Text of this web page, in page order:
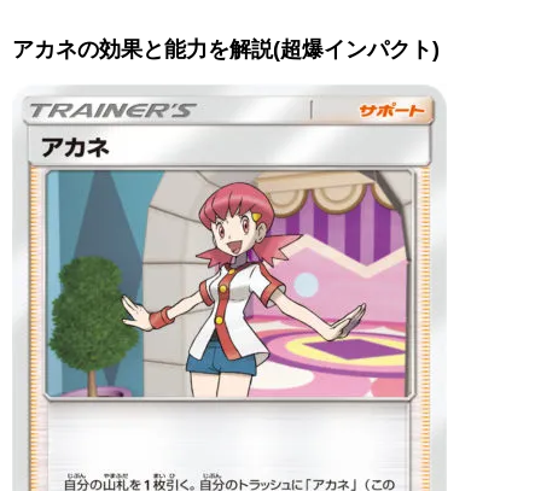
アカネの効果と能力を解説(超爆インパクト)